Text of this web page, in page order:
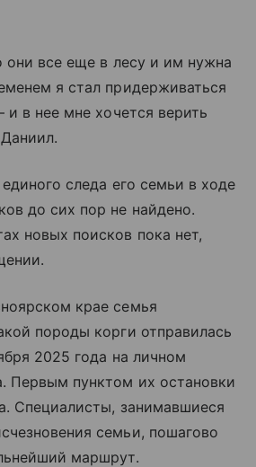
все еще в лесу и им нужна
я стал придерживаться
в нее мне хочется верить
следа его семьи в ходе
до сих пор не найдено.
новых поисков пока нет,
крае семья
породы корги отправилась
2025 года на личном
Первым пунктом их остановки
Специалисты, занимавшиеся
семьи, пошагово
маршрут.